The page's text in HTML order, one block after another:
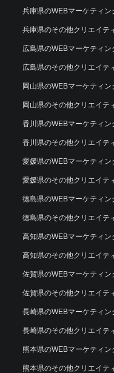
兵庫県のWEBマーケティ
兵庫県のその他クリエイテ
広島県のWEBマーケティ
広島県のその他クリエイテ
岡山県のWEBマーケティ
岡山県のその他クリエイテ
香川県のWEBマーケティ
香川県のその他クリエイテ
愛媛県のWEBマーケティ
愛媛県のその他クリエイテ
徳島県のWEBマーケティ
徳島県のその他クリエイテ
高知県のWEBマーケティ
高知県のその他クリエイテ
佐賀県のWEBマーケティ
佐賀県のその他クリエイテ
長崎県のWEBマーケティ
長崎県のその他クリエイテ
熊本県のWEBマーケティ
熊本県のその他クリエイテ